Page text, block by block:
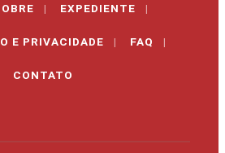
| EXPEDIENTE |
E PRIVACIDADE | FAQ |
CONTATO